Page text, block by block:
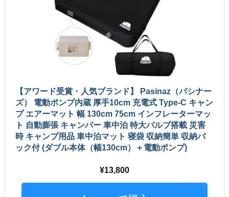
【アワード受賞・人気ブランド】 Pasinaz（パシナー
ズ） 電動ポンプ内蔵 厚手10cm 充電式 Type-C キャン
プ エアーマット 幅 130cm 75cm インフレーターマッ
ト 自動膨張 キャンパー 車中泊 特大バルブ搭載 災害
時 キャンプ用品 車中泊マット 寝袋 収納簡単 収納バ
ック付 (ダブル本体（幅130cm）＋電動ポンプ)
13,800